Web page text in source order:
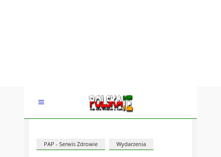
PAP - Serwis Zdrowie Wydarzenia